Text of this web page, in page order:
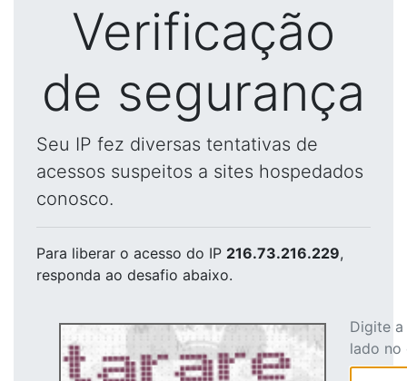
Verificação
de segurança
Seu IP fez diversas tentativas de
acessos suspeitos a sites hospedados
conosco.
Para liberar o acesso do IP 216.73.216.229,
responda ao desafio abaixo.
Digite
lado no